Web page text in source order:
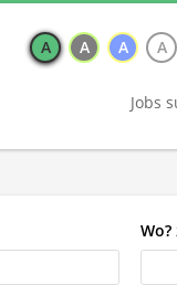
A A A A
Jobs
Wo?